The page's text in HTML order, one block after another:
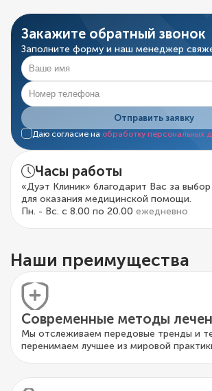
Закажите обратный звонок
Заполните форму и наш менеджер
Отправить заявку
Даю согласие на обработку персональных
Часы работы
«Дуэт Клиник» благодарит Вас за
для оказания медицинской помощи.
Пн. - Вс. с 8.00 по 20.00 ежедневно
Наши преимущества
Современные методы
Мы отслеживаем передовые тренды и
перенимаем лучшее из мировой